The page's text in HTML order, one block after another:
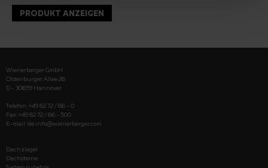
PRODUKT ANZEIGEN
Wienerberger GmbH
Oldenburger Allee 26
D - 30659 Hannover
Telefon: +49 82 72 / 86 - 0
Fax: +49 82 72 / 86 - 500
E-mail: de.info@wienerberger.com
Dachziegel
Dachsteine